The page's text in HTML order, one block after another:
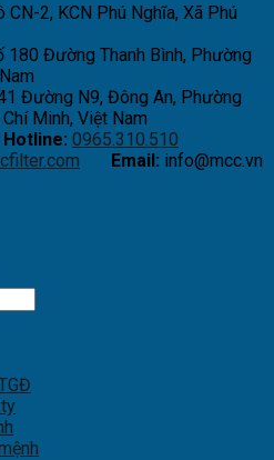
CN-2, KCN Phú Nghĩa, Xã Phú
180 Đường Thanh Bình, Phường
Đường N9, Đông An, Phường
Minh, Việt Nam
Hotline: 0965.310.510
Email: info@mcc.vn